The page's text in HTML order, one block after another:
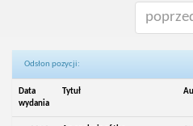
Odsłon pozycji:
Data
wydania
Tytuł